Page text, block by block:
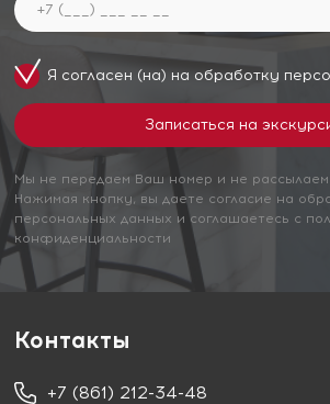
Я согласен (на) на обработку
Мы не передаем Ваш номер и не рассылаем
Нажимая кнопку, вы даете согласие на
персональных данных и соглашаетесь с
конфиденциальности
Контакты
+7 (861) 212-34-48